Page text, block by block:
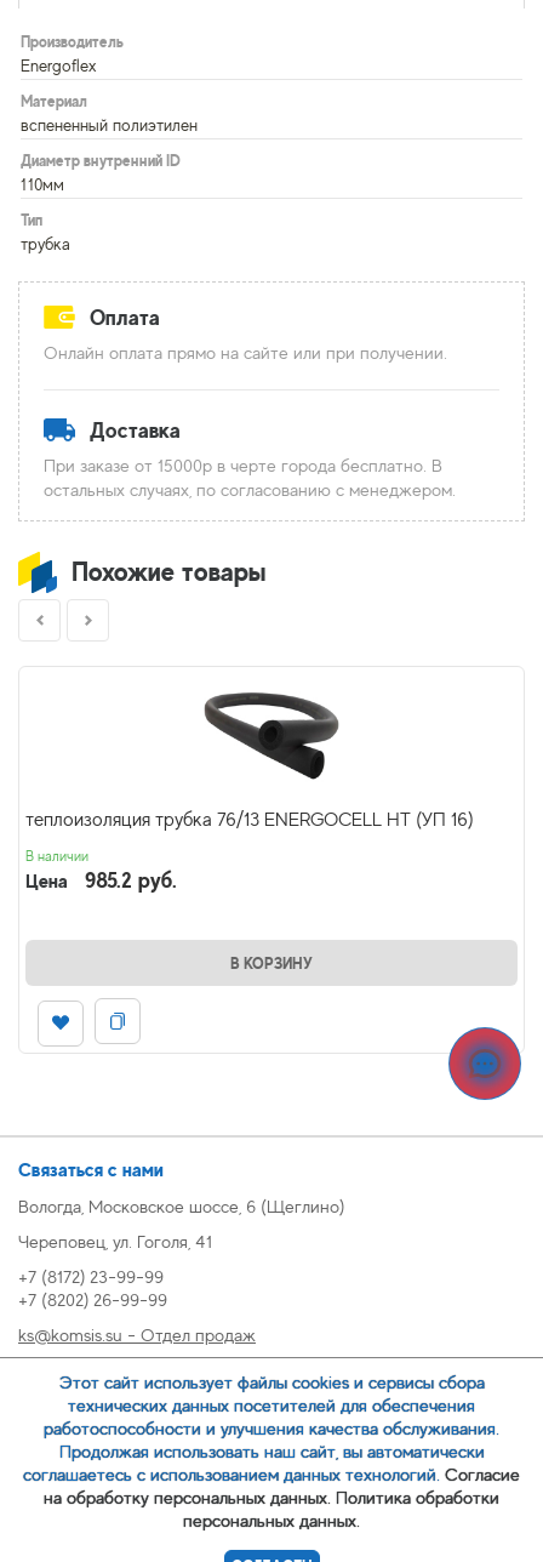
Производитель
Energoflex
Материал
вспененный полиэтилен
Диаметр внутренний ID
110мм
Тип
трубка
Оплата
Онлайн оплата прямо на сайте или при получении.
Доставка
При заказе от 15000р в черте города бесплатно. В
остальных случаях, по согласованию с менеджером.
Похожие товары
теплоизоляция трубка 76/13 ENERGOCELL HT (УП 16)
В наличии
Цена 985.2 руб.
В КОРЗИНУ
Связаться с нами
Вологда, Московское шоссе, 6 (Щеглино)
Череповец, ул. Гоголя, 41
+7 (8172) 23-99-99
+7 (8202) 26-99-99
ks@komsis.su - Отдел продаж
oz@komsis.su - Отдел закупок
ЗАКАЗАТЬ ЗВОНОК
Этот сайт использует файлы cookies и сервисы сбора
технических данных посетителей для обеспечения
работоспособности и улучшения качества обслуживания.
Продолжая использовать наш сайт, вы автоматически
соглашаетесь с использованием данных технологий. Согласие
на обработку персональных данных. Политика обработки
персональных данных.